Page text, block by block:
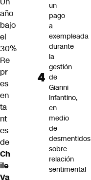
año
bajo
el
30%
Re
pr
es
en
ta
nt
es
de
Ch
ile
Va
un
pago
a
exempleada
durante
la
gestión
de
Gianni
Infantino,
en
medio
de
desmentidos
sobre
relación
sentimental